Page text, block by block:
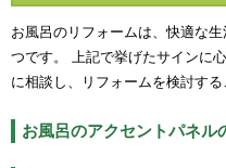
お風呂のリフォームは、快適な
つです。 上記で挙げたサインに
に相談し、リフォームを検討する
お風呂のアクセントパネル